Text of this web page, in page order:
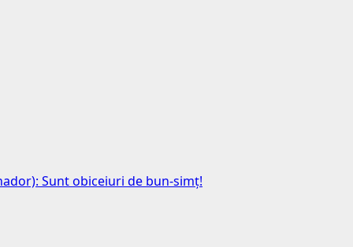
Sunt obiceiuri de bun-simț!